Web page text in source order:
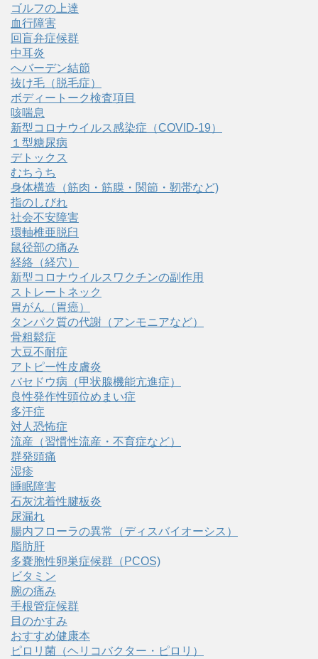
ゴルフの上達
血行障害
回盲弁症候群
中耳炎
へバーデン結節
抜け毛（脱毛症）
ボディートーク検査項目
咳喘息
新型コロナウイルス感染症（COVID‑19）
１型糖尿病
デトックス
むちうち
身体構造（筋肉・筋膜・関節・靭帯など)
指のしびれ
社会不安障害
環軸椎亜脱臼
鼠径部の痛み
経絡（経穴）
新型コロナウイルスワクチンの副作用
ストレートネック
胃がん（胃癌）
タンパク質の代謝（アンモニアなど）
骨粗鬆症
大豆不耐症
アトピー性皮膚炎
バセドウ病（甲状腺機能亢進症）
良性発作性頭位めまい症
多汗症
対人恐怖症
流産（習慣性流産・不育症など）
群発頭痛
湿疹
睡眠障害
石灰沈着性腱板炎
尿漏れ
腸内フローラの異常（ディスバイオーシス）
脂肪肝
多嚢胞性卵巣症候群（PCOS)
ビタミン
腕の痛み
手根管症候群
目のかすみ
おすすめ健康本
ピロリ菌（ヘリコバクター・ピロリ）